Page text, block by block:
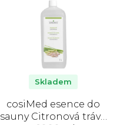
cosiMed esence do
sauny Citronová tráva
Skladem